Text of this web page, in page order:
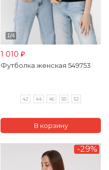
1 010 ₽
Футболка женская 549753
42 44 46 50 52
-29%